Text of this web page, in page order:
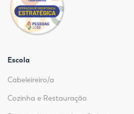
Escola
Cabeleireiro/a
Cozinha e Restauração